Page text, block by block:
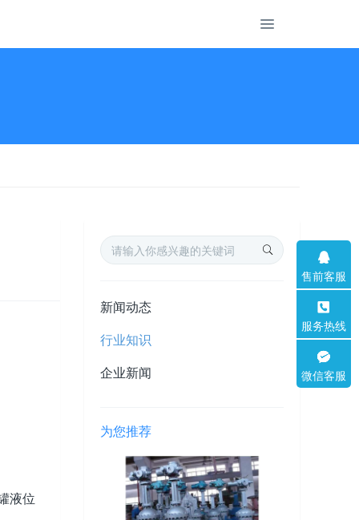
液位
新闻动态
行业知识
企业新闻
为您推荐
售前客服
服务热线
微信客服